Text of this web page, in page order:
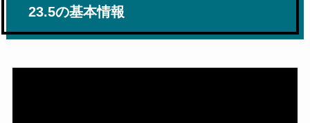
23.5の基本情報